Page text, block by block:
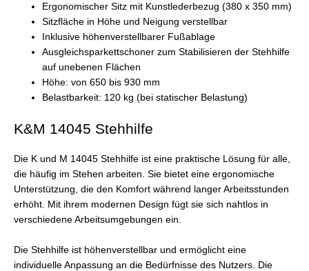
Ergonomischer Sitz mit Kunstlederbezug (380 x 350 mm)
Sitzfläche in Höhe und Neigung verstellbar
Inklusive höhenverstellbarer Fußablage
Ausgleichsparkettschoner zum Stabilisieren der Stehhilfe
auf unebenen Flächen
Höhe: von 650 bis 930 mm
Belastbarkeit: 120 kg (bei statischer Belastung)
K&M 14045 Stehhilfe
Die K und M 14045 Stehhilfe ist eine praktische Lösung für alle,
die häufig im Stehen arbeiten. Sie bietet eine ergonomische
Unterstützung, die den Komfort während langer Arbeitsstunden
erhöht. Mit ihrem modernen Design fügt sie sich nahtlos in
verschiedene Arbeitsumgebungen ein.
Die Stehhilfe ist höhenverstellbar und ermöglicht eine
individuelle Anpassung an die Bedürfnisse des Nutzers. Die